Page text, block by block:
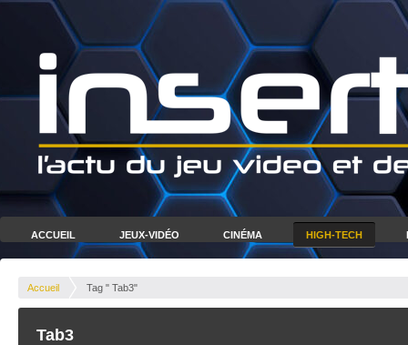
ACCUEIL JEUX-VIDÉO CINÉMA HIGH-TECH
Accueil Tag " Tab3"
Tab3